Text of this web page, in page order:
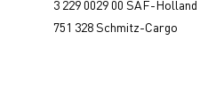
3 229 0029 00 SAF-Holland
751 328 Schmitz-Cargo